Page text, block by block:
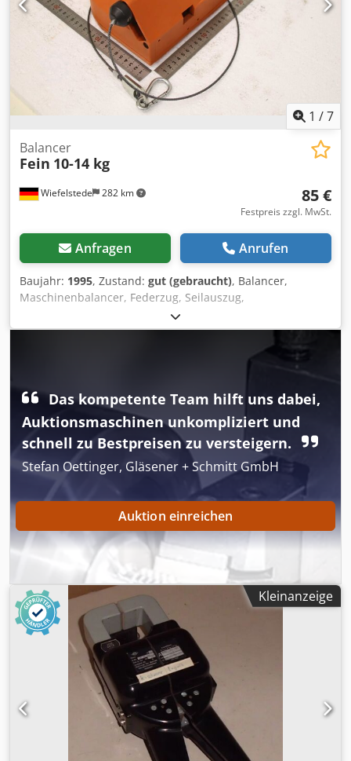
us a call.
1 /7
Wiefelstede 282 km
Balancer
Fein 10-14 kg
85 €
Festpreis zzgl. MwSt.
Anfragen Anrufen
Baujahr: 1995, Zustand: gut (gebraucht), Balancer,
Maschinenbalancer, Federzug, Seilauszug,
Gewichtsausgleicher, Aufroller Dcodpfxozhugls Agfsk -
Hersteller: Fein, Balancer Federzug -Tragkraft: 10-14 kg -
Best.-Nr.: 90801029002 -Anzahl: 1x Federzug vorhanden -
Abmessung: 310/190/135 mm -Eigengewicht: 4 kg
Das kompetente Team hilft uns dabei,
Auktionsmaschinen unkompliziert und
schnell zu Bestpreisen zu versteigern.
Stefan Oettinger, Gläsener + Schmitt GmbH
Auktion einreichen
Kleinanzeige